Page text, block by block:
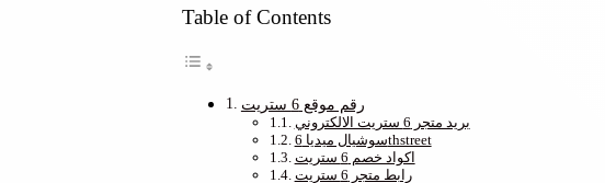
Table of Contents
رقم موقع 6 ستريت
بريد متجر 6 ستريت الالكتروني
سوشيال ميديا 6thstreet
اكواد خصم 6 ستريت
رابط متجر 6 ستريت